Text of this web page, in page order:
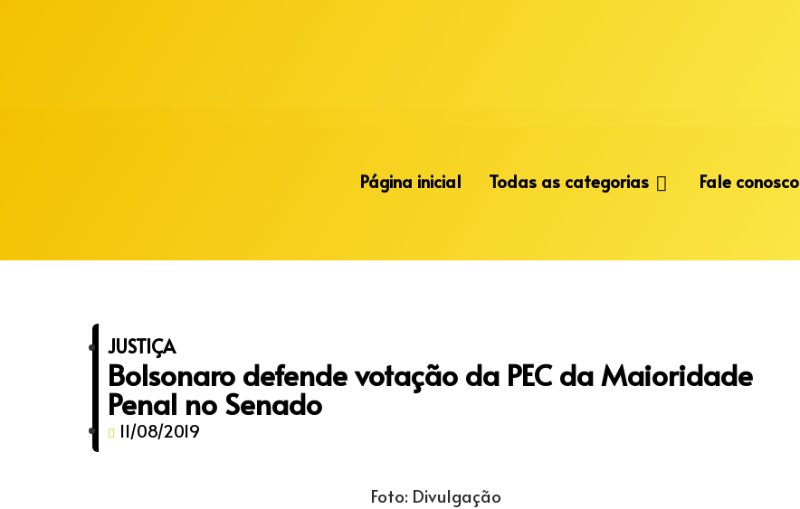
Página inicial Todas as categorias Fale conosco
JUSTIÇA
Bolsonaro defende votação da PEC da Maioridade
Penal no Senado
11/08/2019
Foto: Divulgação